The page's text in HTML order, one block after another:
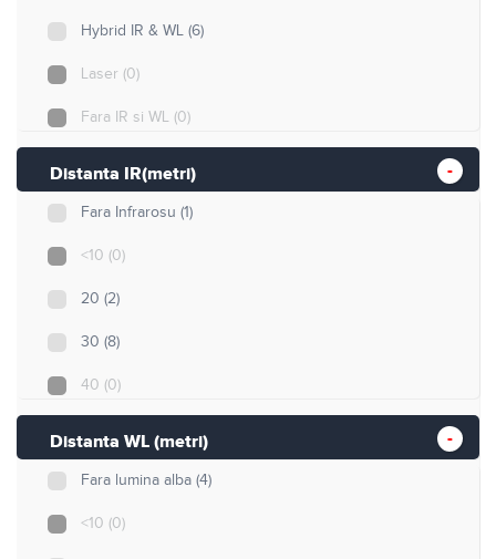
zoom optic 5X (0)
zoom optic 10X
zoom optic 15X
zoom optic 22X(0)
zoom optic 25X(0)
Hybrid IR & WL (6)
Laser (0)
Fara IR si WL (0)
Distanta IR(metri)
Fara Infrarosu (1)
<10 (0)
20 (2)
30 (8)
40 (0)
80 (0)
100 (0)
Distanta WL (metri)
Fara lumina alba (4)
<10 (0)